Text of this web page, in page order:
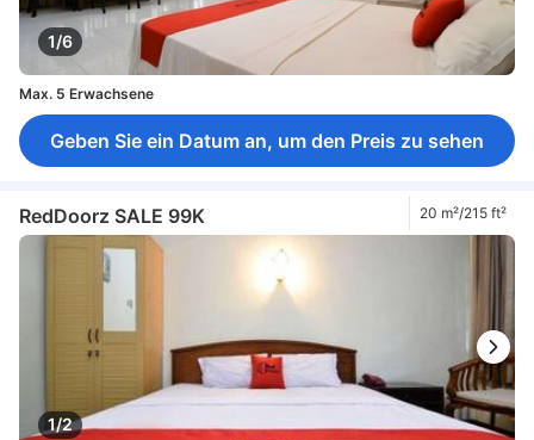
1/6
Max. 5 Erwachsene
Geben Sie ein Datum an, um den Preis zu sehen
RedDoorz SALE 99K 20 m²/215 ft²
1/2